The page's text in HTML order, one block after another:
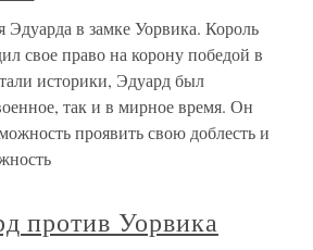
в замке Уорвика. Король
свое право на корону победой в
историки, Эдуард был
так и в мирное время. Он
проявить свою доблесть и
против Уорвика